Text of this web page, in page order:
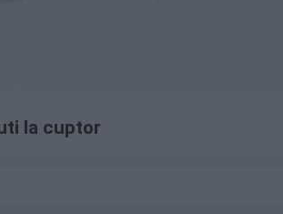
la cuptor